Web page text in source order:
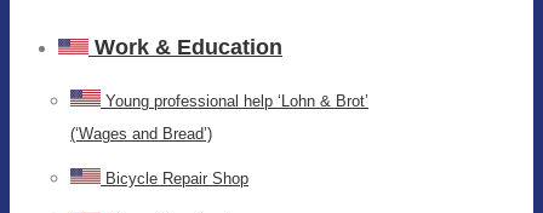
Work & Education
Young professional help ‘Lohn & Brot’
(‘Wages and Bread’)
Bicycle Repair Shop